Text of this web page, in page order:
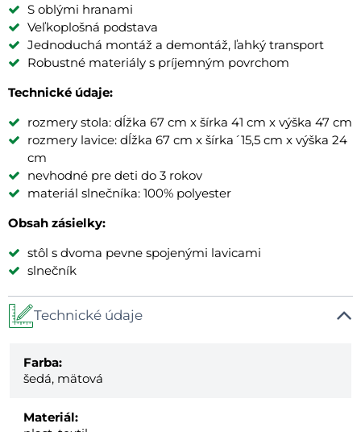
S oblými hranami
Veľkoplošná podstava
Jednoduchá montáž a demontáž, ľahký transport
Robustné materiály s príjemným povrchom
Technické údaje:
rozmery stola: dĺžka 67 cm x šírka 41 cm x výška 47 cm
rozmery lavice: dĺžka 67 cm x šírka´15,5 cm x výška 24
cm
nevhodné pre deti do 3 rokov
materiál slnečníka: 100% polyester
Obsah zásielky:
stôl s dvoma pevne spojenými lavicami
slnečník
Technické údaje
Farba:
šedá, mätová
Materiál: